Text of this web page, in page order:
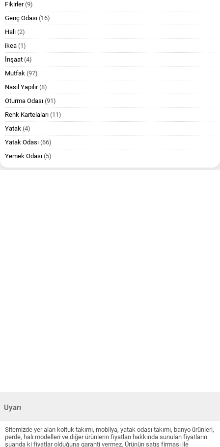
Fikirler(9)
Genç Odası (16)
Halı (2)
ikea (1)
İnşaat (4)
Mutfak (97)
Nasıl Yapılır(8)
Oturma Odası (91)
Renk Kartelaları (11)
Yatak (4)
Yatak Odası (66)
Yemek Odası (5)
Uyarı
Sitemizde yer alan koltuk takımı, mobilya, yatak odası takımı, banyo ürünleri,
perde, halı modelleri ve diğer ürünlerin fiyatları hakkında sunulan fiyatların
şuanda ki fiyatlar olduğuna garanti vermez. Ürünün satış firması ile